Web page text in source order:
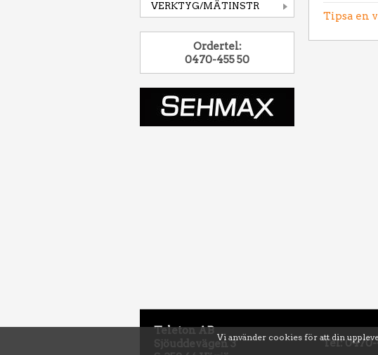
Vi använder cookies för att din
VERKTYG/MÄTINSTR
Ordertel:
0470-455 50
Tipsa en
Teleton AB
Sjöuddevägen 3
Tel: 0470-